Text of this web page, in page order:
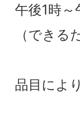
午後1時～
（でき
品目によ